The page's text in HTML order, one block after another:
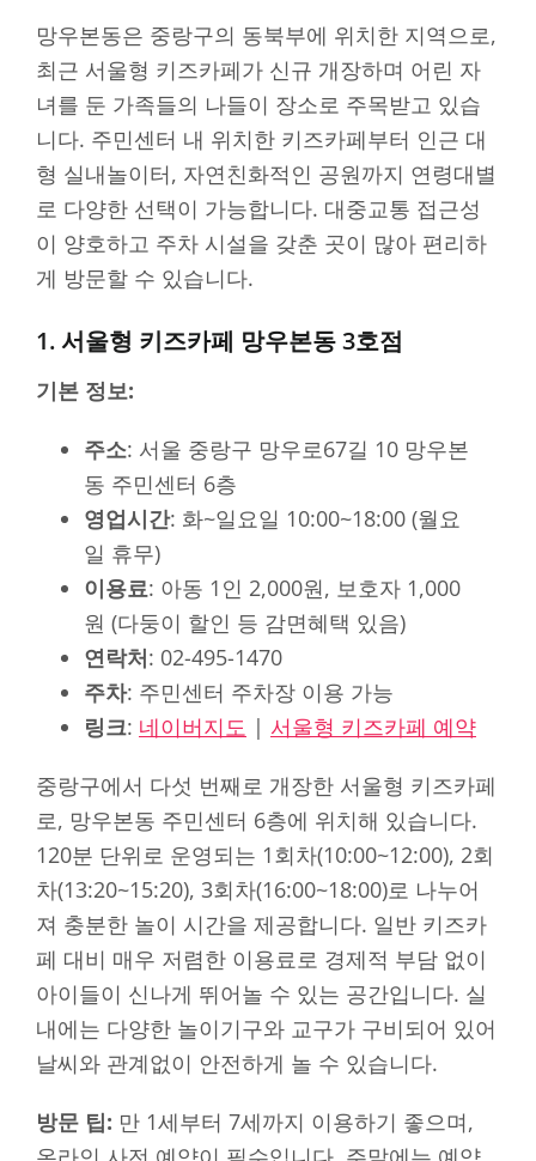
망우본동은 중랑구의 동북부에 위치한 지역으로,
최근 서울형 키즈카페가 신규 개장하며 어린 자
녀를 둔 가족들의 나들이 장소로 주목받고 있습
니다. 주민센터 내 위치한 키즈카페부터 인근 대
형 실내놀이터, 자연친화적인 공원까지 연령대별
로 다양한 선택이 가능합니다. 대중교통 접근성
이 양호하고 주차 시설을 갖춘 곳이 많아 편리하
게 방문할 수 있습니다.
1. 서울형 키즈카페 망우본동 3호점
기본 정보:
주소: 서울 중랑구 망우로67길 10 망우본
동 주민센터 6층
영업시간: 화~일요일 10:00~18:00 (월요
일 휴무)
이용료: 아동 1인 2,000원, 보호자 1,000
원 (다둥이 할인 등 감면혜택 있음)
연락처: 02-495-1470
주차: 주민센터 주차장 이용 가능
링크: 네이버지도 | 서울형 키즈카페 예약
중랑구에서 다섯 번째로 개장한 서울형 키즈카페
로, 망우본동 주민센터 6층에 위치해 있습니다.
120분 단위로 운영되는 1회차(10:00~12:00), 2회
차(13:20~15:20), 3회차(16:00~18:00)로 나누어
져 충분한 놀이 시간을 제공합니다. 일반 키즈카
페 대비 매우 저렴한 이용료로 경제적 부담 없이
아이들이 신나게 뛰어놀 수 있는 공간입니다. 실
내에는 다양한 놀이기구와 교구가 구비되어 있어
날씨와 관계없이 안전하게 놀 수 있습니다.
방문 팁: 만 1세부터 7세까지 이용하기 좋으며,